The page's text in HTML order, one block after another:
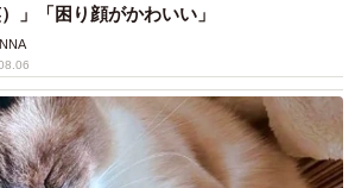
）」「困り顔がかわいい」